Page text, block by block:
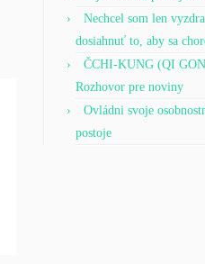
Nechcel som len
dosiahnuť to, aby sa
ČCHI-KUNG (QI
Rozhovor pre noviny
Ovládni svoje
postoje